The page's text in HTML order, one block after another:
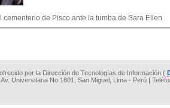
cementerio de Pisco ante la tumba de Sara Ellen
por la Dirección de Tecnologías de Información (
Av. Universitaria No 1801, San Miguel, Lima - Perú |